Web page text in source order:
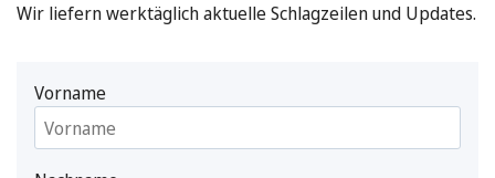
Wir liefern werktäglich aktuelle Schlagzeilen und Updates.
Vorname